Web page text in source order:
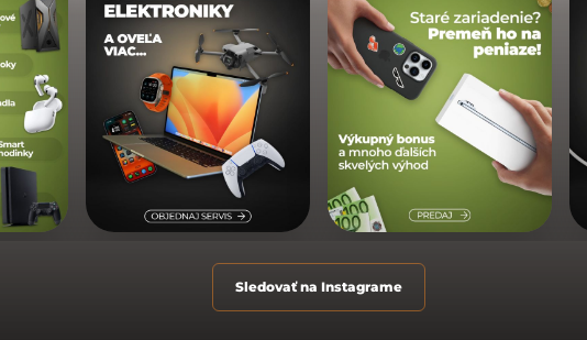
Sledovať na Instagrame